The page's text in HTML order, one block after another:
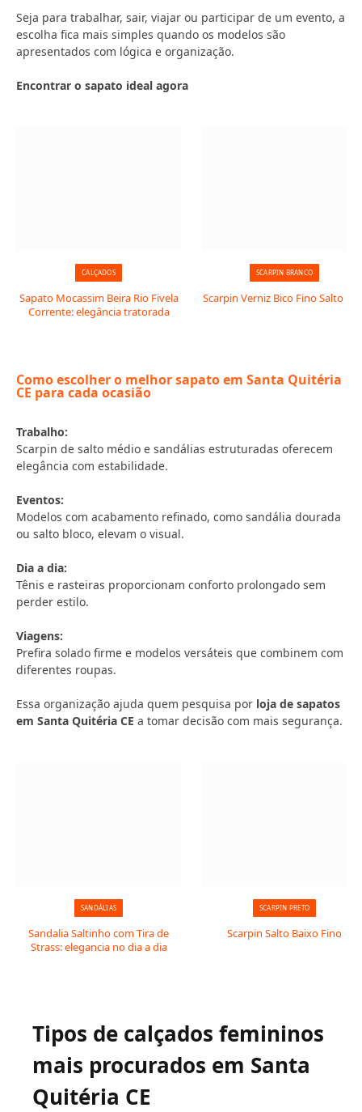
Seja para trabalhar, sair, viajar ou participar de um evento, a
escolha fica mais simples quando os modelos são
apresentados com lógica e organização.
Encontrar o sapato ideal agora
CALÇADOS
Sapato Mocassim Beira Rio Fivela
Corrente: elegância tratorada
SCARPIN BRANCO
Scarpin Verniz Bico Fino Salto
Como escolher o melhor sapato em Santa Quitéria
CE para cada ocasião
Trabalho:
Scarpin de salto médio e sandálias estruturadas oferecem
elegância com estabilidade.
Eventos:
Modelos com acabamento refinado, como sandália dourada
ou salto bloco, elevam o visual.
Dia a dia:
Tênis e rasteiras proporcionam conforto prolongado sem
perder estilo.
Viagens:
Prefira solado firme e modelos versáteis que combinem com
diferentes roupas.
Essa organização ajuda quem pesquisa por loja de sapatos
em Santa Quitéria CE a tomar decisão com mais segurança.
SANDÁLIAS
Sandalia Saltinho com Tira de
Strass: elegancia no dia a dia
SCARPIN PRETO
Scarpin Salto Baixo Fino
Tipos de calçados femininos
mais procurados em Santa
Quitéria CE